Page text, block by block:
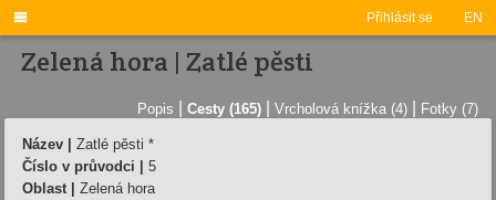
Přihlásit se EN

Zelená hora | Zatlé pěsti
Popis Cesty (165) Vrcholová knížka (4) Fotky (7)
Název |
Zatlé pěsti *
Číslo v průvodci |
5
Oblast |
Zelená hora